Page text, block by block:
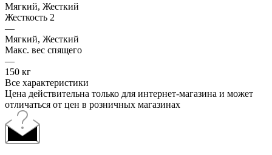
Мягкий, Жесткий
Жесткость 2
—
Мягкий, Жесткий
Макс. вес спящего
—
150 кг
Все характеристики
Цена действительна только для интернет-магазина и может
отличаться от цен в розничных магазинах